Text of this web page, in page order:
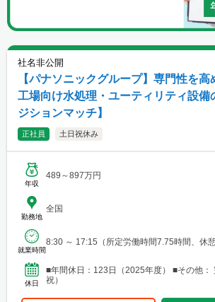
社名非公開
【パナソニックグループ】専門性を
工場向け水処理・ユーティリティ設備
ジションマッチ】
正社員 土日祝休み
年収
489～897万円
勤務地
全国
就業時間
8:30 ～ 17:15（所定労働時間7.75時間、休憩
休日
■年間休日：123日（2025年度） ■その他：
祝）